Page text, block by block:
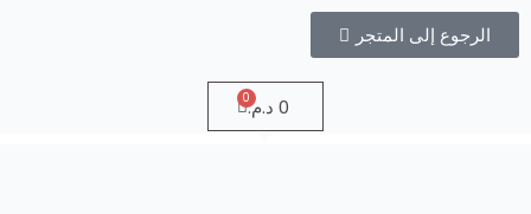
تخطي
الرجوع إلى المتجر
0 د.م. Cart